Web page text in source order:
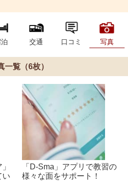
交通 口コミ 写真
一覧（6枚）
い
「D-Sma」アプリで教習の
様々な面をサポート！